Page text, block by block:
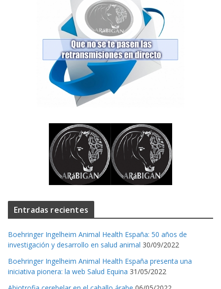
Entradas recientes
Boehringer Ingelheim Animal Health España: 50 años de
investigación y desarrollo en salud animal 30/09/2022
Boehringer Ingelheim Animal Health España presenta una
iniciativa pionera: la web Salud Equina 31/05/2022